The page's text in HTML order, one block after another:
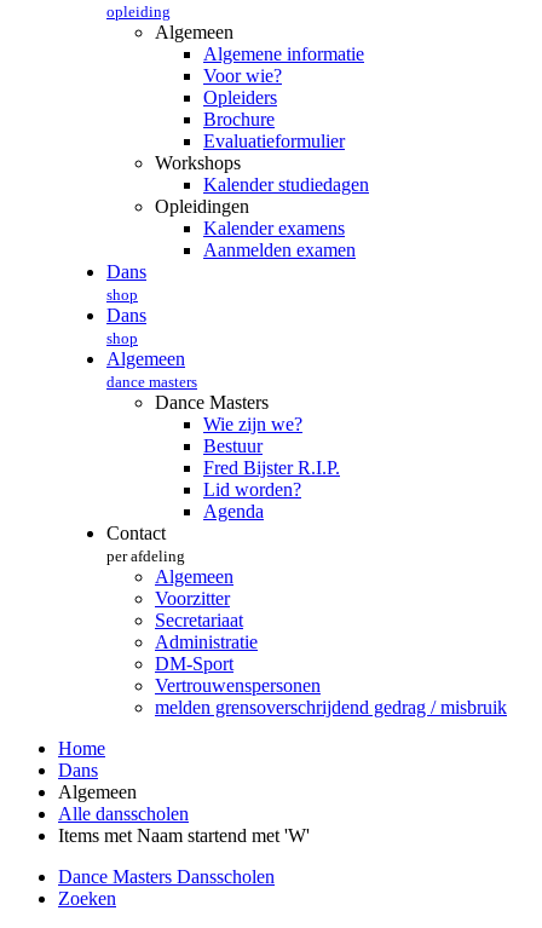
opleiding
Algemeen
Algemene informatie
Voor wie?
Opleiders
Brochure
Evaluatieformulier
Workshops
Kalender studiedagen
Opleidingen
Kalender examens
Aanmelden examen
Dans
shop
Dans
shop
Algemeen
dance masters
Dance Masters
Wie zijn we?
Bestuur
Fred Bijster R.I.P.
Lid worden?
Agenda
Contact
per afdeling
Algemeen
Voorzitter
Secretariaat
Administratie
DM-Sport
Vertrouwenspersonen
melden grensoverschrijdend gedrag / misbruik
Home
Dans
Algemeen
Alle dansscholen
Items met Naam startend met 'W'
Dance Masters Dansscholen
Zoeken